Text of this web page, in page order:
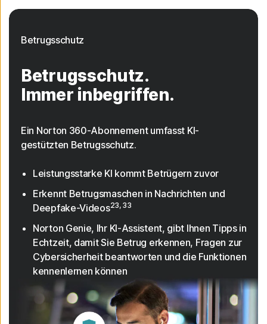
Betrugsschutz
Betrugsschutz.
Immer inbegriffen.
Ein Norton 360-Abonnement umfasst KI-
gestützten Betrugsschutz.
Leistungsstarke KI kommt Betrügern zuvor
Erkennt Betrugsmaschen in Nachrichten und
Deepfake-Videos23, 33
Norton Genie, Ihr KI-Assistent, gibt Ihnen Tipps in
Echtzeit, damit Sie Betrug erkennen, Fragen zur
Cybersicherheit beantworten und die Funktionen
kennenlernen können